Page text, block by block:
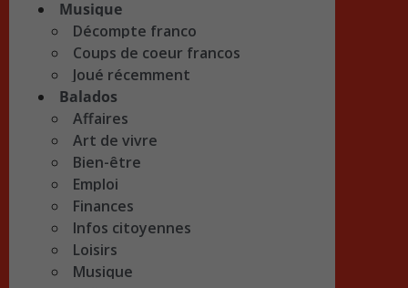
Musique
Décompte franco
Coups de coeur francos
Joué récemment
Balados
Affaires
Art de vivre
Bien-être
Emploi
Finances
Infos citoyennes
Loisirs
Musique